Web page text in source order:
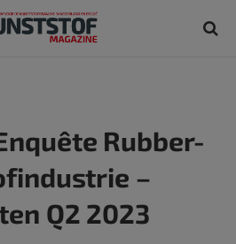
Rubber-
–
Q2 2023